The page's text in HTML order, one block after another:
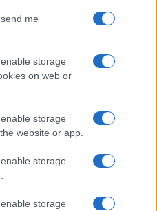
me
storage
on web or
storage
website or app.
storage
storage